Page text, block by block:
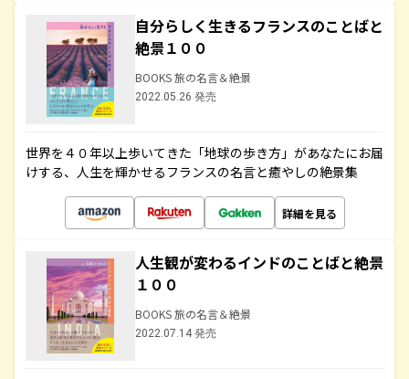
自分らしく生きるフランスのことばと
絶景１００
BOOKS 旅の名言＆絶景
2022.05.26 発売
世界を４０年以上歩いてきた「地球の歩き方」があなたにお届
けする、人生を輝かせるフランスの名言と癒やしの絶景集
詳細を見る
人生観が変わるインドのことばと絶景
１００
BOOKS 旅の名言＆絶景
2022.07.14 発売